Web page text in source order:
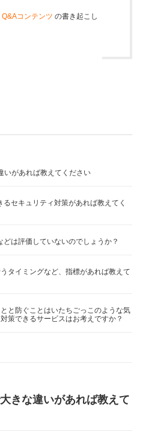
Q&Aコンテンツ の書き起こし
いがあれば教えてください
セキュリティ対策があれば教えてく
は評価していないのでしょうか？
タイミングなど、指標があれば教えて
と防ぐことはいたちごっこのような気
策できるサービスはお考えですか？
きな違いがあれば教えて